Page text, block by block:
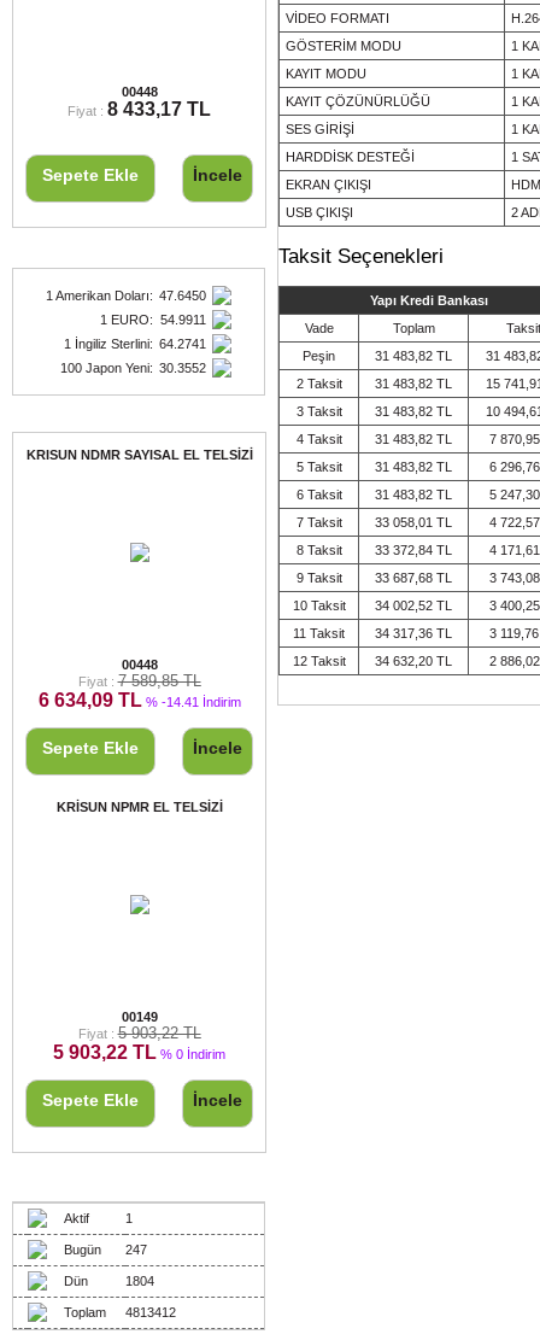
00448
Fiyat : 8 433,17 TL
Sepete Ekle İncele
1 Amerikan Doları: 47.6450
1 EURO: 54.9911
1 İngiliz Sterlini: 64.2741
100 Japon Yeni: 30.3552
KRISUN NDMR SAYISAL EL TELSİZİ
00448
Fiyat : 7 589,85 TL
6 634,09 TL% -14.41 İndirim
Sepete Ekle İncele
KRİSUN NPMR EL TELSİZİ
00149
Fiyat : 5 903,22 TL
5 903,22 TL % 0 İndirim
Sepete Ekle İncele
Aktif 1
Bugün 247
Dün 1804
Toplam 4813412
VİDEO FORMATI
GÖSTERİM MODU
1
KAYIT MODU
1
KAYIT ÇÖZÜNÜRLÜĞÜ
1
SES GİRİŞİ
1
HARDDİSK DESTEĞİ
1
EKRAN ÇIKIŞI
USB ÇIKIŞI
2
Taksit Seçenekleri
Yapı Kredi Bankası
Vade
Toplam
Taksit
Peşin
31 483,82 TL
31
2 Taksit
31 483,82 TL
15
3 Taksit
31 483,82 TL
10
4 Taksit
31 483,82 TL
7
5 Taksit
31 483,82 TL
6
6 Taksit
31 483,82 TL
5
7 Taksit
33 058,01 TL
4
8 Taksit
33 372,84 TL
4
9 Taksit
33 687,68 TL
3
10 Taksit
34 002,52 TL
3
11 Taksit
34 317,36 TL
3
12 Taksit
34 632,20 TL 2